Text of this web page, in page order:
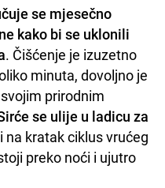
se mjesečno
kako bi se uklonili
. Čišćenje je izuzetno
minuta, dovoljno je
prirodnim
se ulije u ladicu za
na kratak ciklus vrućeg
preko noći i ujutro